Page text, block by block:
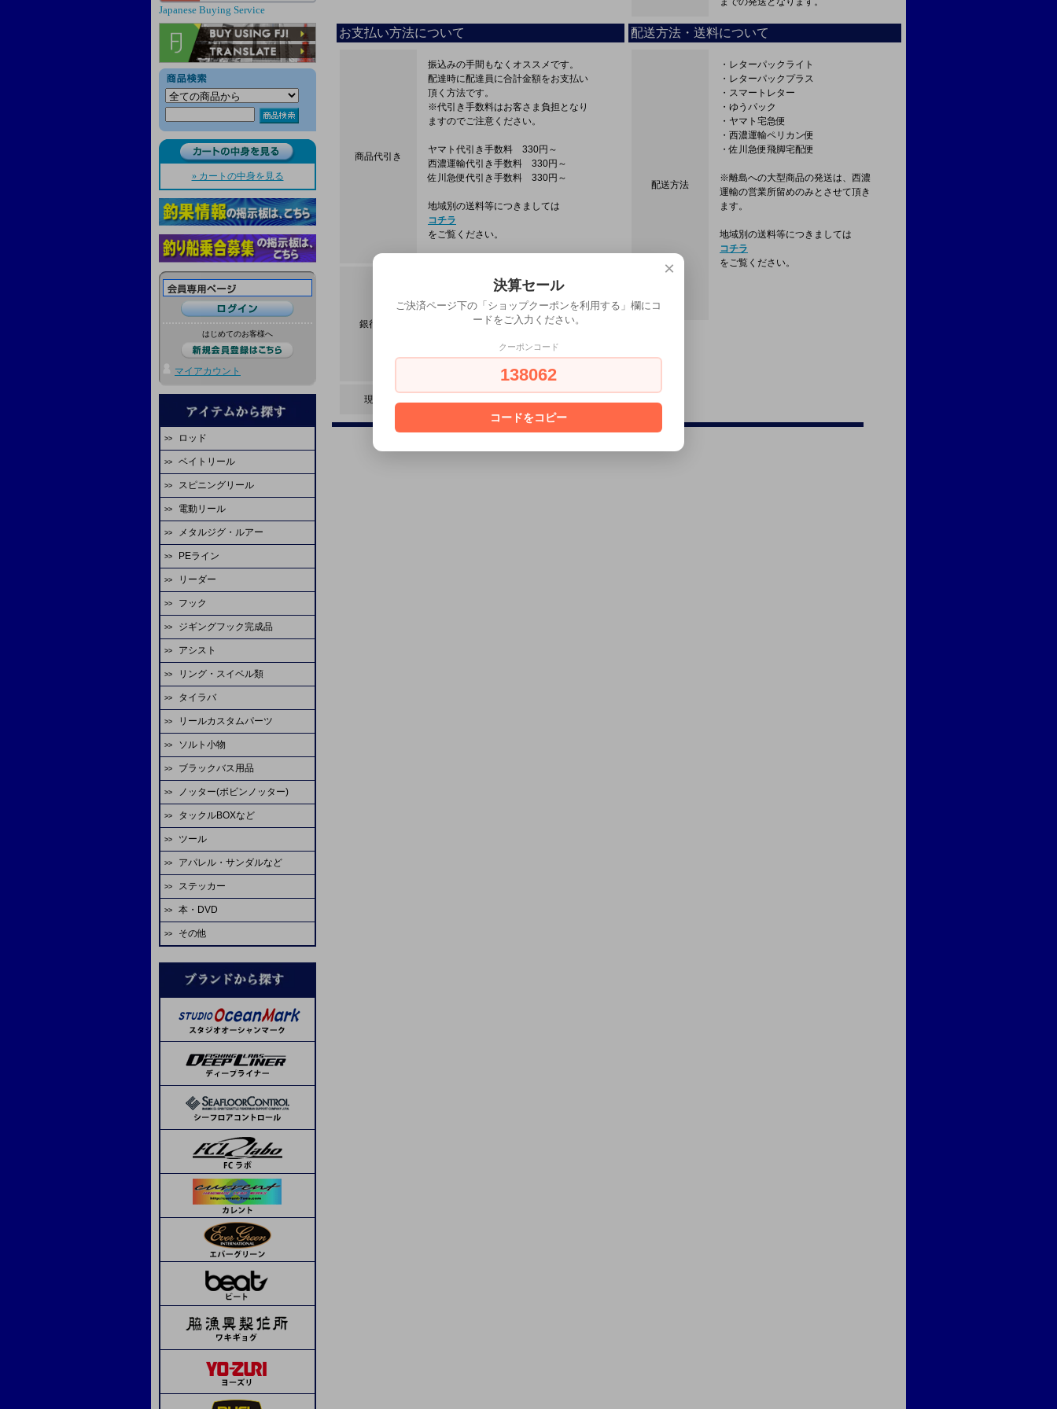
Japanese Buying Service
» カートの中身を見る
はじめてのお客様へ
マイアカウント
ロッド
エバーグリーン
ディープライナー
ビート
オーシャンフリーク
ジャッカル
ピュアテック
天龍
ヤマガブランクス
シマノ
がまかつ
ゼスタ
ゼニス
テイルウォーク
アブガルシア
エイテック
バレーヒル
ゴールデンミーン
パームス
ジャンキーワークス
ダイワ
剛樹
リップル
APIA
メジャークラフト
オリムピック
レスターファイン
タカ産業
メガバス
下田漁具
ベーシックギア
オリムピック
ブルーニングハーツ
クレイジーオーシャン
ASS
ベイトリール
ダイワ
シマノ
エバーグリーン
スタジオオーシャンマーク
マーフィックス
アリゲーター技研
ディープライナー
オクマ
アブガルシア
テイルウォーク
アルファタックス
グローブライド
エイテック
オーシャンフリークス
マクセル
ミヒロ精機
アベットリール
レスターファイン
オプション
スピニングリール
ダイワ
シマノ
アピア
アブガルシア
エイテック
テイルウォーク
電動リール
ダイワ
シマノ
ミヤエポック
tail walk
備品
メタルジグ・ルアー
ディープライナー
シーフロアコントロール
FCラボ
カレント
K-craft
山ジグ
ビート
CB ONE
uroco
REALS
EDUCE
枝豆じぐ
Lots Of Art
ブルーブルー
脇漁具
ヨーヅリ
デュエル
ランブルベイト
ピエールジグ
ジャッカル
K-FLAT
海遊少年
ima
クレイジーオーシャン
ダミキジャパン
ゼスタ
ソルトウォーターボーイズ
ASSジグ
PEライン
ファイヤーライン
シマノ
デプスハンター
サンライン
YGKよつあみ
ゴーセン
ダイワ
A-TEC
モーリス
メジャークラフト
ヤマトヨ
バリバス
ラインコート類
リーダー
YGKよつあみ
シーガー
サンライン
がまかつ
バレーヒル
ASS
オーナー
プロセレ
VARIVAS
ゴーセン
ネイチャーボーイズ
下田漁具
フック
シーフロアコントロール
ASS
ダイワ
シャウト
odz
カツイチ
ヴァンフック
ゴーへ
がまかつ
オーナー
スティンガー
コアマン
ネイヤーボーイズ
SFC
beat
ティクト
ハヤブサ
オーシャンフリーク
タコ用針
ミヤマエ
フィネス
下田漁具
CB ONE
MCワークス
ジャッカル
スタジオオーシャンマーク
ジギングフック完成品
スクラップオリジナル
シーフロアコントロール
ASS
デコイ
オーナー
シャウト
ヤマイ
クレイジーオーシャン
ジャスティス
剣屋
がまかつ
シマノ
ヴァンフック
ゼスタ
SOM
ステキ針
ネイチャーボーイズ
アシスト工房
CB ONE
ハヤブサ
beat
オーシャンフリーク
フィネス
リブレ
コモジグ
タカ産業
ゴーへ
アシスト
ASS
オーナー
シャウト
ゴーセン
大洋
ヤマトヨ
がまかつ
YGKよつあみ
ダイワ
ヤマイ
フィッシングファイターズ
糸・チューブ
ヴァンフック
UOSO
デコイ
サンライン
リング・スイベル類
シーフロアコントロール
HOT'S
odz
がまかつ
WaterLand
ゼスタ
スタジオオーシャンマーク
ヤリエ
オーナー
ASS
B.Rig's
エヌティスイベル
フィッシングファイターズ
ボーズレス
ボウズ
デコイ
タカ産業
CB ONE
Boggy
下田漁具
エバーグリーン
ミヤマエ
ヤマシタ
セイカイコレクション
ヴァンフック
タイラバ
ハヤブサ
ジャッカル
ダイワ
シマノ
SEAFLOORCONTROL
がまかつ
ライズジャパン
ソルトウォーターボーイズ
reins（スペアパーツ）
ラバーパーツ
スペアフック
リールカスタムパーツ
スタジオオーシャンマーク
エバーグリーン
LIVRE
ソルトウォーターボーイズ
シマノ
マーフィックスパーツ
SPI ミゾハン
オーシャンフリークス
コーモラン
ティクト
ABU
コーモラン
トライアル
シーフロアコントロール
Avail
ディープライナー
ソウルズ
ドロップカスタム
エイテック
グリス・オイル
ソルト小物
タコベイト
ジグヘッド
ソルトワーム
サビキ
IKA
蛸
ブラックバス用品
淡水ロッド
淡水リール
バスルアー・ワーム
バス用フック
バス用ライン
ノッター(ボビンノッター)
タックルBOXなど
ツール
アパレル・サンダルなど
ステッカー
本・DVD
その他
お支払い方法について 配送方法・送料について
商品代引き
振込みの手間もなくオススメです。
配達時に配達員に合計金額をお支払い
頂く方法です。
※代引き手数料はお客さま負担となり
ますのでご注意ください。
ヤマト代引き手数料 330円～
西濃運輸代引き手数料 330円～
佐川急便代引き手数料 330円～
地域別の送料等につきましては
コチラ
をご覧ください。
銀行振込
ゆうちょ銀行
SMBC三井住友銀行
振込手数料はお客様負担となります。
現 金
配送方法
・レターパックライト
・レターパックプラス
・スマートレター
・ゆうパック
・ヤマト宅急便
・西濃運輸ペリカン便
・佐川急便飛脚宅配便
※離島への大型商品の発送は、西濃
運輸の営業所留めのみとさせて頂き
ます。
地域別の送料等につきましては
コチラ
をご覧ください。
×
決算セール
ご決済ページ下の「ショップクーポンを利用する」欄にコ
ードをご入力ください。
クーポンコード
138062
コードをコピー